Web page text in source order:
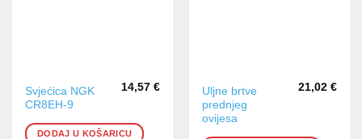
Svjećica NGK
CR8EH-9
14,57 €
DODAJ U KOŠARICU
Uljne brtve
prednjeg
ovijesa
21,02 €